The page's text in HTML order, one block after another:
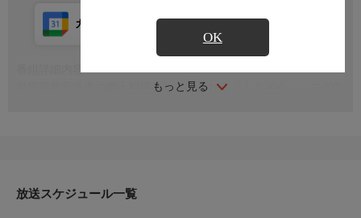
OK
もっと見る
カレンダー登録 アプリ視聴
愛媛県新居浜市の郷土料理として愛される「ふぐざく」。フグの
放送スケジュール一覧